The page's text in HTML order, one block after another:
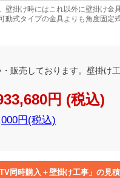
壁掛け時にはこれ以外に壁掛け金
動式タイプの金具よりも角度固定
販売しております。壁掛け
円 (税込)
円(税込)